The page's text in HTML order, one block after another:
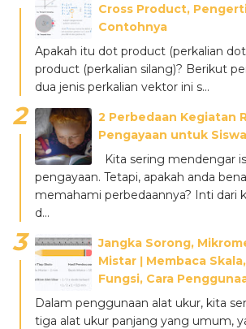
Cross Product,
Contohnya
Apakah itu dot product (perkalian
product (perkalian silang)? Berikut
dua jenis perkalian vektor ini s...
2 Perbedaan Kegiatan
Pengayaan untuk Siswa
Kita sering mendengar
pengayaan. Tetapi, apakah anda
memahami perbedaannya? Inti dari
d...
Jangka Sorong,
Mistar ǀ Membaca
Fungsi, Cara
Dalam penggunaan alat ukur, kita
tiga alat ukur panjang yang umum,